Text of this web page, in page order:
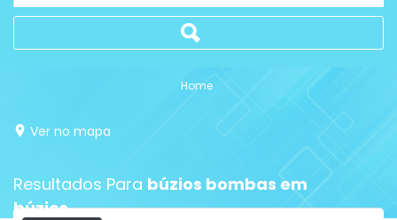
Home
Ver no mapa
Resultados Para búzios bombas em
búzios